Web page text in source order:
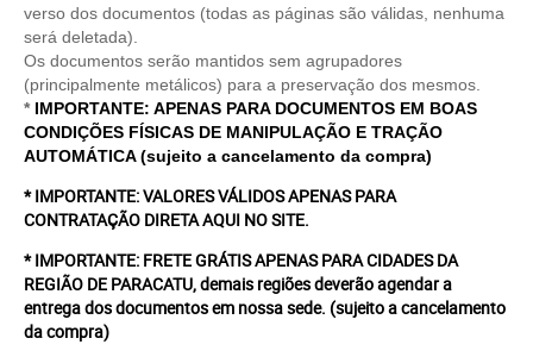
verso dos documentos (todas as páginas são válidas, nenhuma
será deletada).
Os documentos serão mantidos sem agrupadores
(principalmente metálicos) para a preservação dos mesmos.
* IMPORTANTE: APENAS PARA DOCUMENTOS EM BOAS
CONDIÇÕES FÍSICAS DE MANIPULAÇÃO E TRAÇÃO
AUTOMÁTICA (sujeito a cancelamento da compra)
* IMPORTANTE: VALORES VÁLIDOS APENAS PARA
CONTRATAÇÃO DIRETA AQUI NO SITE.
* IMPORTANTE: FRETE GRÁTIS APENAS PARA CIDADES DA
REGIÃO DE PARACATU, demais regiões deverão agendar a
entrega dos documentos em nossa sede. (sujeito a cancelamento
da compra)